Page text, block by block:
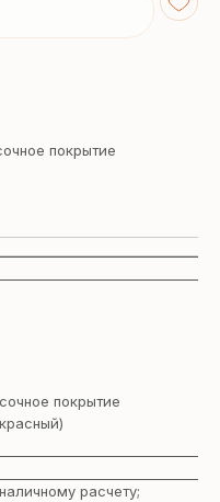
покрытие
покрытие
расчету;